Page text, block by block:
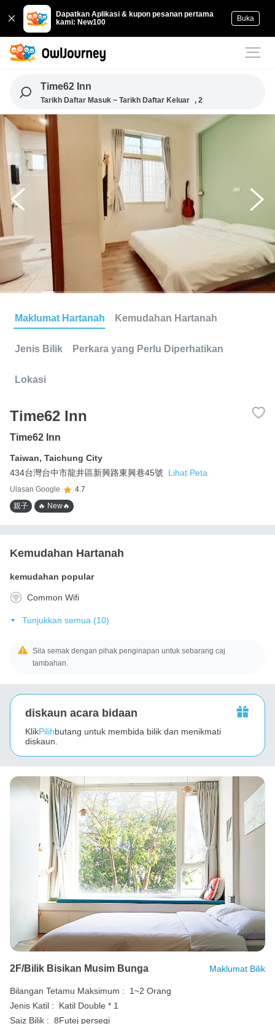
Dapatkan Aplikasi & kupon pesanan pertama
kami: New100
Buka
Time62 Inn
Tarikh Daftar Masuk ~ Tarikh Daftar Keluar , 2
Maklumat Hartanah Kemudahan Hartanah
Jenis Bilik Perkara yang Perlu Diperhatikan
Lokasi
Time62 Inn
Time62 Inn
Taiwan, Taichung City
434台灣台中市龍井區新興路東興巷45號
Lihat Peta
Ulasan Google
4.7
親子
🔥 New🔥
Kemudahan Hartanah
kemudahan popular
Common Wifi
Tunjukkan semua (10)
Sila semak dengan pihak penginapan untuk sebarang caj
tambahan.
diskaun acara bidaan
KlikPilihbutang untuk membida bilik dan menikmati
diskaun.
2F/Bilik Bisikan Musim Bunga Maklumat Bilik
Bilangan Tetamu Maksimum :
1~2 Orang
Jenis Katil :
Katil Double * 1
Saiz Bilik : 8Futej persegi